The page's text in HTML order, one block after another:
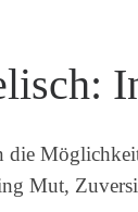
die
Mut,